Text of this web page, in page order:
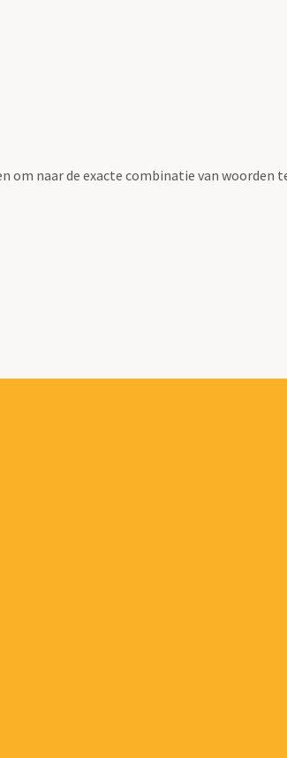
om naar de exacte combinatie van woorden